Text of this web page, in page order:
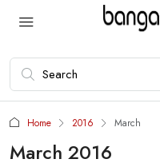
Home 2016 March
March 2016